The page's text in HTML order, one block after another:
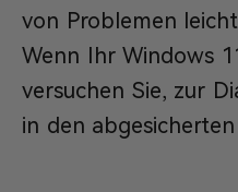
von Problemen
Wenn Ihr Windows
versuchen Sie, zur
in den